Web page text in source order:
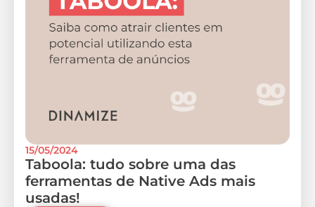
15/05/2024
Taboola: tudo sobre uma das
ferramentas de Native Ads mais
usadas!